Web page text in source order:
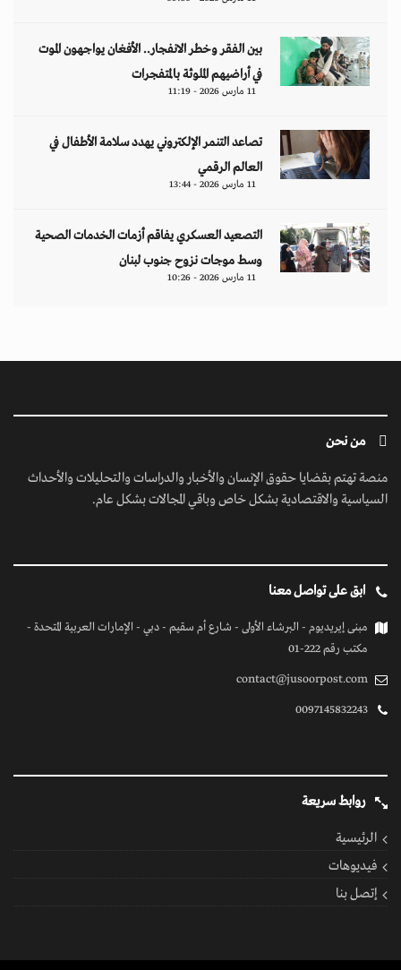
بين الفقر وخطر الانفجار.. الأفغان يواجهون الموت
في أراضيهم الملوثة بالمتفجرات
11 مارس 2026 - 11:19
تصاعد التنمر الإلكتروني يهدد سلامة الأطفال في
العالم الرقمي
11 مارس 2026 - 13:44
التصعيد العسكري يفاقم أزمات الخدمات الصحية
وسط موجات نزوح جنوب لبنان
11 مارس 2026 - 10:26
من نحن
منصة تهتم بقضايا حقوق الإنسان والأخبار والدراسات والتحليلات والأحداث
السياسية والاقتصادية بشكل خاص وباقي المجالات بشكل عام.
ابق على تواصل معنا
مبنى إيريديوم - البرشاء الأولى - شارع أم سقيم - دبي - الإمارات العربية المتحدة -
مكتب رقم 222-01
contact@jusoorpost.com
0097145832243
روابط سريعة
الرئيسية
فيديوهات
إتصل بنا